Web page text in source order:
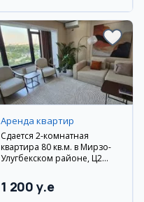
Аренда квартир
Сдается 2-комнатная
квартира 80 кв.м. в Мирзо-
Улугбекском районе, Ц2
и техникой
1 200 y.e